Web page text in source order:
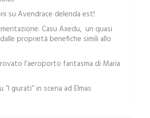
su Avendrace delenda est!
Casu Axedu, un quasi
proprietà benefiche simili allo
l’aeroporto fantasma di Maria
“I giurati” in scena ad Elmas